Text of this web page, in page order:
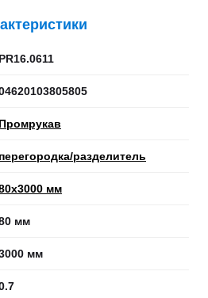
PR16.0611
Промрукав
перегородка/разделитель
мм
мм
мм